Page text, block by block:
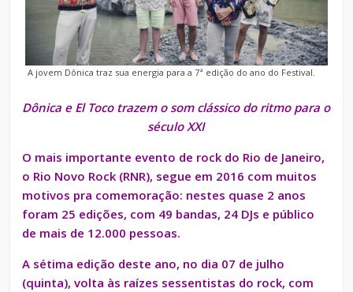
A jovem Dônica traz sua energia para a 7ª edição do ano do Festival.
Dônica e El Toco trazem o som clássico do ritmo para o
século XXI
O mais importante evento de rock do Rio de Janeiro,
o Rio Novo Rock (RNR), segue em 2016 com muitos
motivos pra comemoração: nestes quase 2 anos
foram 25 edições, com 49 bandas, 24 DJs e público
de mais de 12.000 pessoas.
A sétima edição deste ano, no dia 07 de julho
(quinta), volta às raízes sessentistas do rock, com